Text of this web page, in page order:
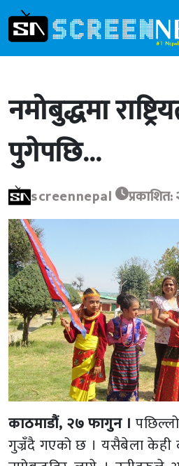
नमोबुद्धमा
पुगेपछि…
screennepal
काठमाडौं, २७ फागुन ।
गुज्रँदै गएको छ । यसैबेला केही